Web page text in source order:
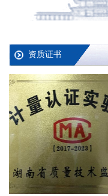
资质证书